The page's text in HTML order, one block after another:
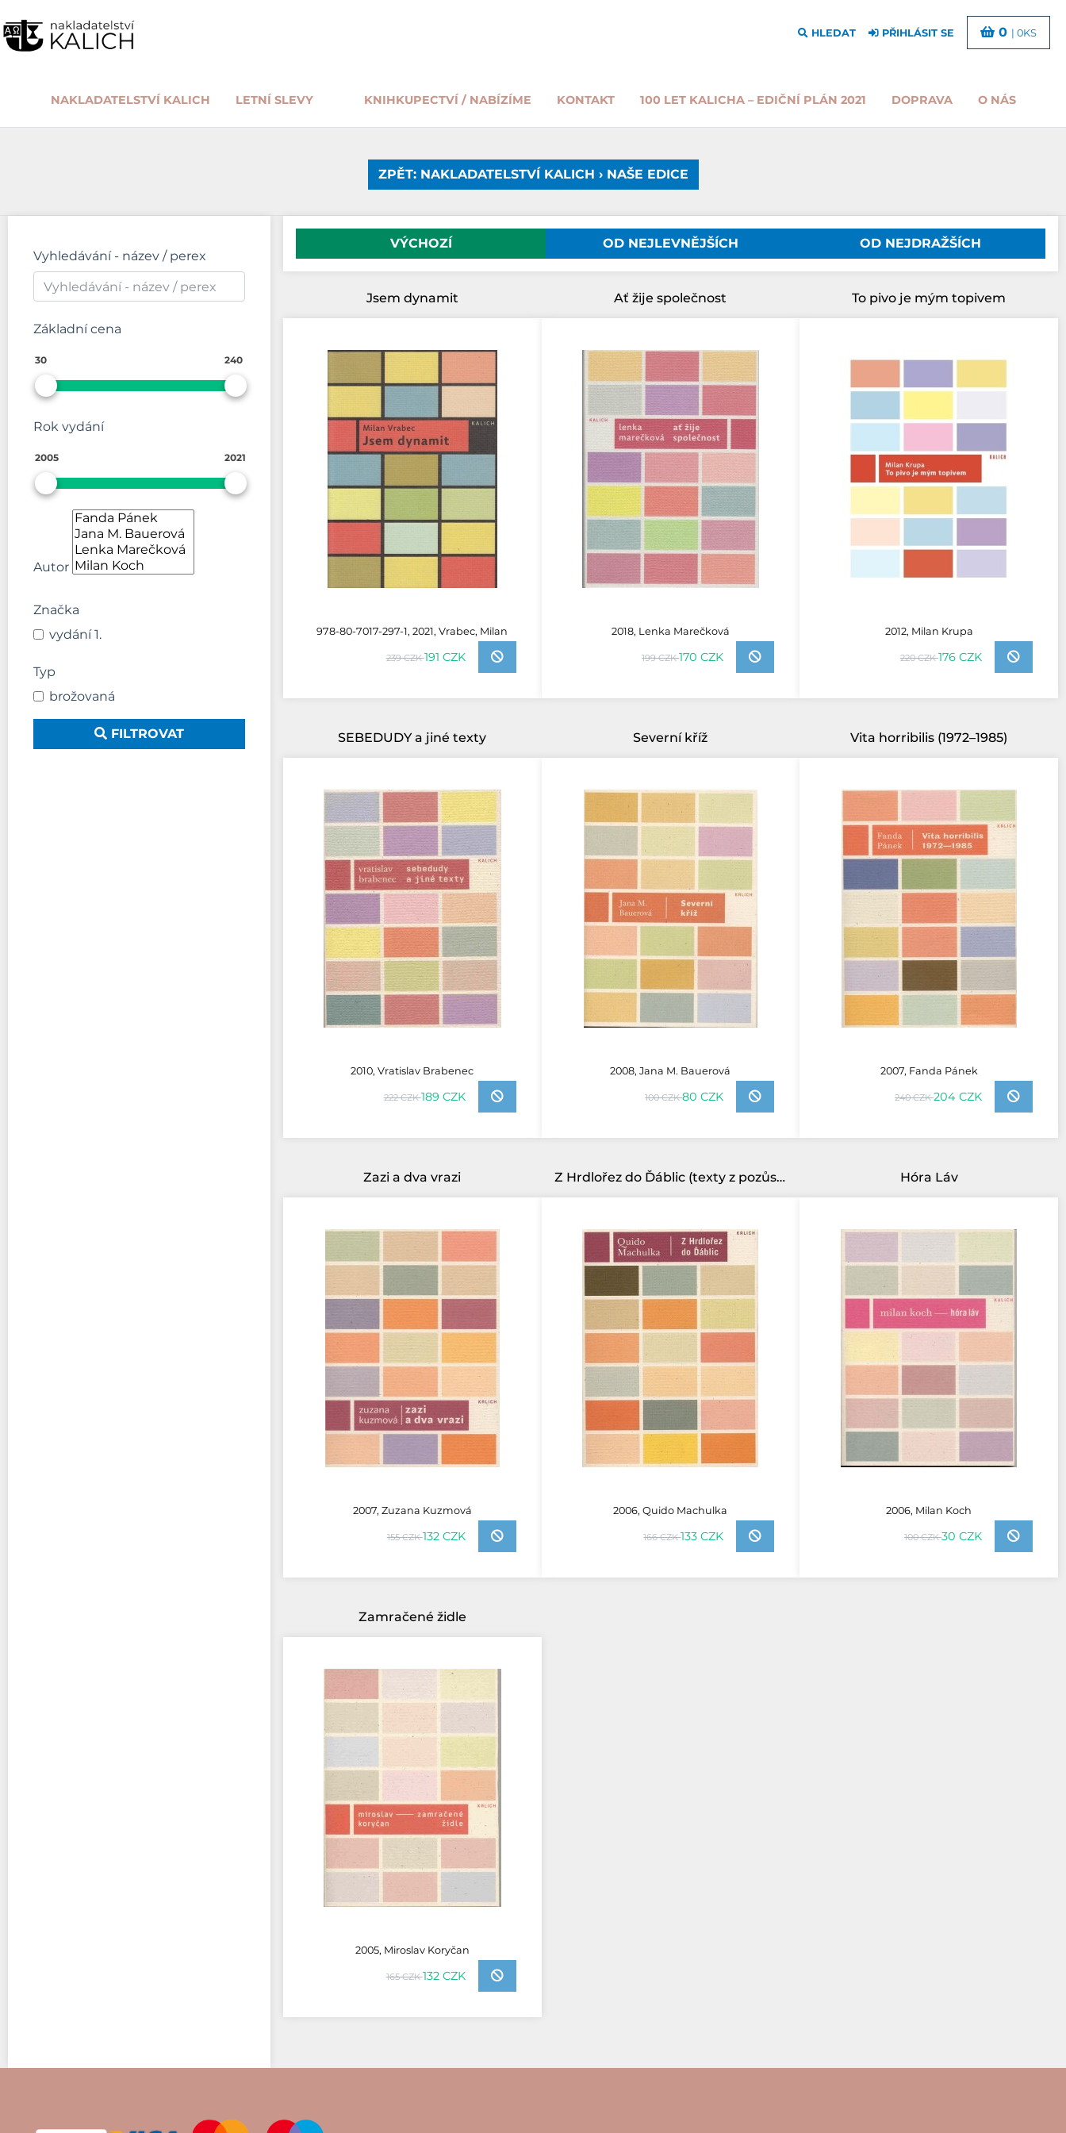
NAKLADATELSTVÍ KALICH LETNÍ SLEVY KNIHKUPECTVÍ / NABÍZÍME KONTAKT 100 LET KALICHA – EDIČNÍ PLÁN 2021 DOPRAVA O NÁS
HLEDAT PŘIHLÁSIT SE 0 | 0KS
ZPĚT: NAKLADATELSTVÍ KALICH › NAŠE EDICE
Vyhledávání - název / perex
Základní cena
30 240
Rok vydání
2005 2021
Autor
Značka
vydání 1.
Typ
brožovaná
FILTROVAT
VÝCHOZÍ OD NEJLEVNĚJŠÍCH OD NEJDRAŽŠÍCH
Jsem dynamit
978-80-7017-297-1, 2021, Vrabec, Milan
239 CZK191 CZK
Ať žije společnost
2018, Lenka Marečková
199 CZK170 CZK
To pivo je mým topivem
2012, Milan Krupa
220 CZK176 CZK
SEBEDUDY a jiné texty
2010, Vratislav Brabenec
222 CZK189 CZK
Severní kříž
2008, Jana M. Bauerová
100 CZK80 CZK
Vita horribilis (1972–1985)
2007, Fanda Pánek
240 CZK204 CZK
Zazi a dva vrazi
2007, Zuzana Kuzmová
155 CZK132 CZK
Z Hrdlořez do Ďáblic (texty z pozůstalosti)
2006, Quido Machulka
166 CZK133 CZK
Hóra Láv
2006, Milan Koch
100 CZK30 CZK
Zamračené židle
2005, Miroslav Koryčan
165 CZK132 CZK